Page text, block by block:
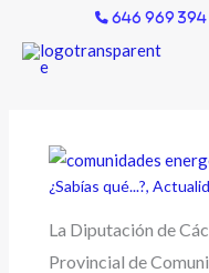
contenido
646 969 394
¿Sabías qué...?,
La Diputación de
Provincial de